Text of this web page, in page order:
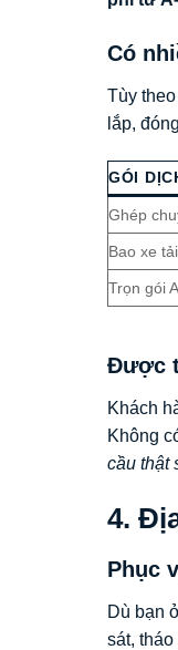
Có
Tùy
lắp,
GÓI
Ghép
Bao xe
Trọn gói
Được
Khách
Không
cầu thật
4.
Phục
Dù bạn
sát,